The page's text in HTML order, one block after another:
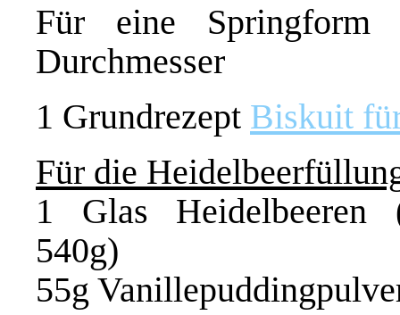
Für eine Springform
Durchmesser
1 Grundrezept Biskuit
Für die
1 Glas Heidelbeeren
540g)
55g